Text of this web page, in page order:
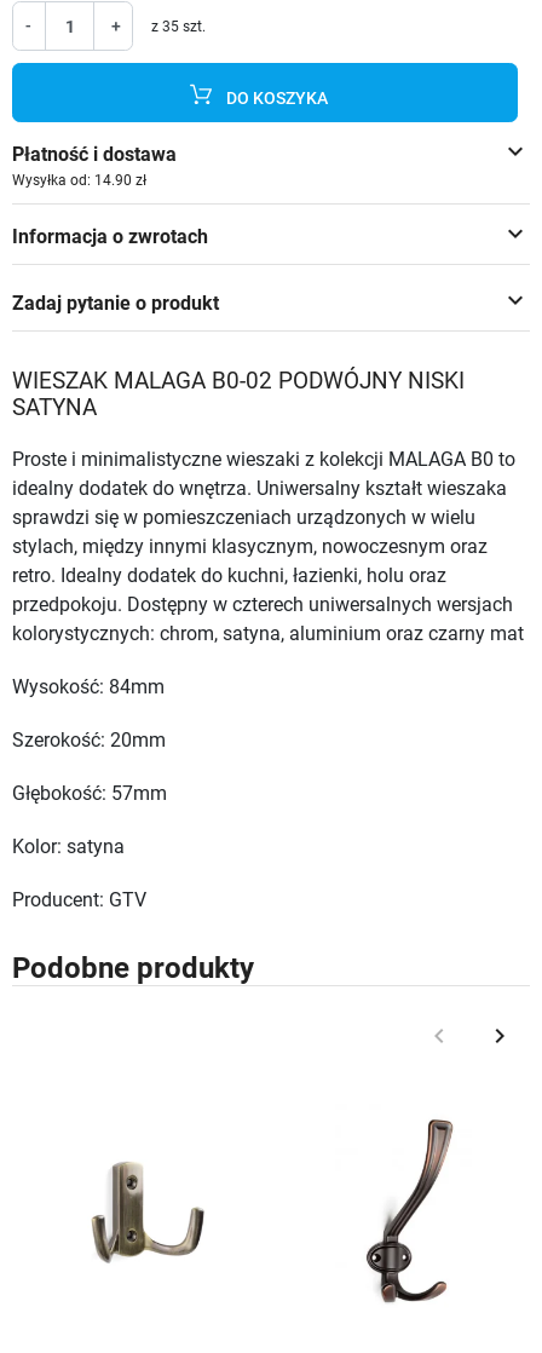
- + z 35 szt.
DO KOSZYKA
keyboard_arrow_down
Płatność i dostawa
Wysyłka od: 14.90 zł
keyboard_arrow_down
Informacja o zwrotach
keyboard_arrow_down
Zadaj pytanie o produkt
WIESZAK MALAGA B0-02 PODWÓJNY NISKI
SATYNA
Proste i minimalistyczne wieszaki z kolekcji MALAGA B0 to
idealny dodatek do wnętrza. Uniwersalny kształt wieszaka
sprawdzi się w pomieszczeniach urządzonych w wielu
stylach, między innymi klasycznym, nowoczesnym oraz
retro. Idealny dodatek do kuchni, łazienki, holu oraz
przedpokoju. Dostępny w czterech uniwersalnych wersjach
kolorystycznych: chrom, satyna, aluminium oraz czarny mat
Wysokość: 84mm
Szerokość: 20mm
Głębokość: 57mm
Kolor: satyna
Producent: GTV
Podobne produkty
Poprzedni
keyboard_arrow_left keyboard_arrow_right